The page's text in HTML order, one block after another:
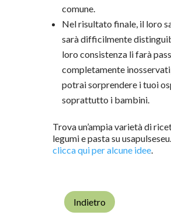
comune.
Nel risultato finale, il loro
sarà difficilmente
loro consistenza li farà
completamente
potrai sorprendere i tuoi
soprattutto i bambini.
Trova un’ampia varietà di
legumi e pasta su
clicca qui per alcune idee.
Indietro